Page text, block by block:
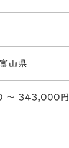
山県
〜 343,000円